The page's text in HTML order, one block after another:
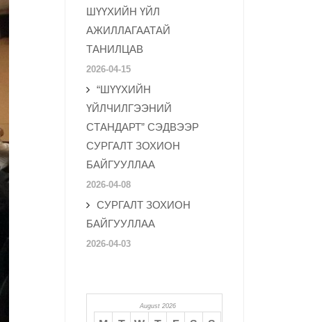
ШҮҮХИЙН ҮЙЛ
АЖИЛЛАГААТАЙ
ТАНИЛЦАВ
2026-04-15
“ШҮҮХИЙН
ҮЙЛЧИЛГЭЭНИЙ
СТАНДАРТ” СЭДВЭЭР
СУРГАЛТ ЗОХИОН
БАЙГУУЛЛАА
2026-04-08
СУРГАЛТ ЗОХИОН
БАЙГУУЛЛАА
2026-04-03
August 2026